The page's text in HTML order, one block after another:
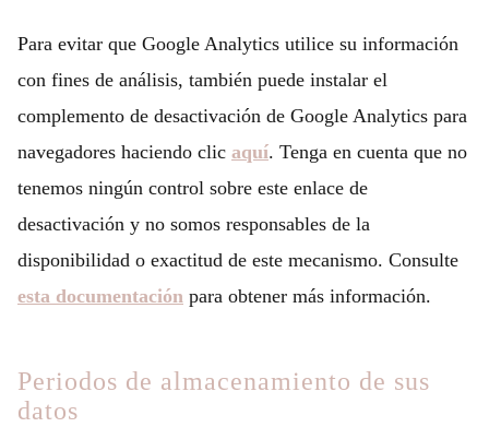
Para evitar que Google Analytics utilice su información
con fines de análisis, también puede instalar el
complemento de desactivación de Google Analytics para
navegadores haciendo clic aquí. Tenga en cuenta que no
tenemos ningún control sobre este enlace de
desactivación y no somos responsables de la
disponibilidad o exactitud de este mecanismo. Consulte
esta documentación para obtener más información.
Periodos de almacenamiento de sus
datos